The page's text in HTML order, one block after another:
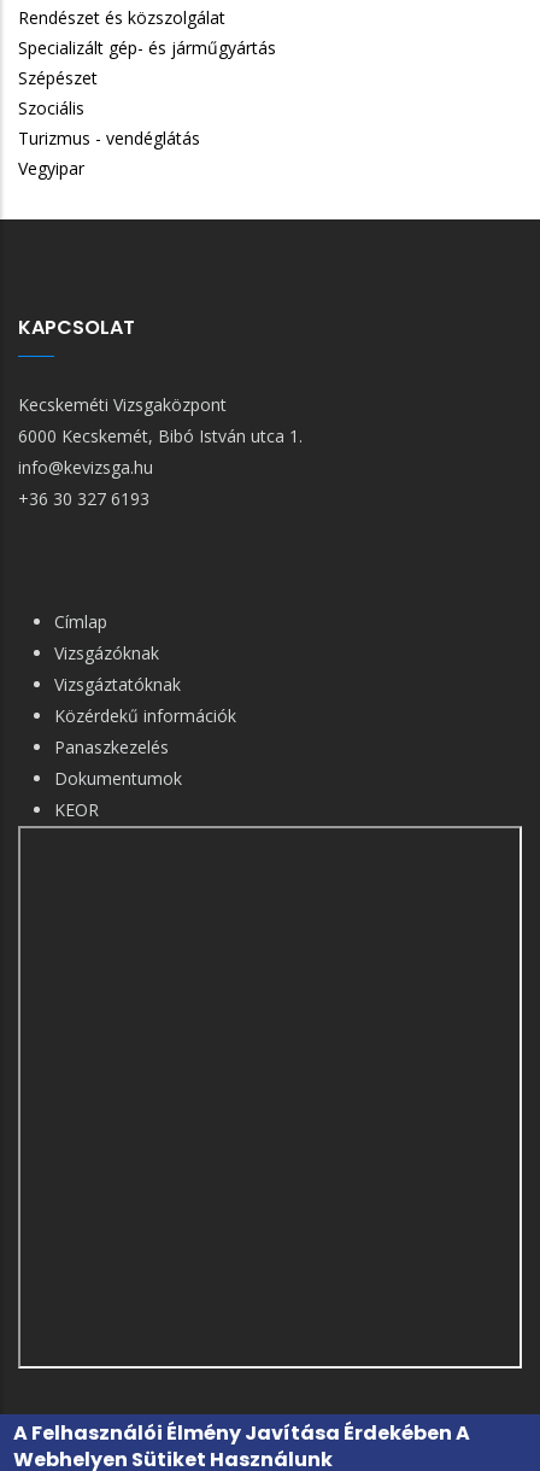
Rendészet és közszolgálat
Specializált gép- és járműgyártás
Szépészet
Szociális
Turizmus - vendéglátás
Vegyipar
KAPCSOLAT
Kecskeméti Vizsgaközpont
6000 Kecskemét, Bibó István utca 1.
info@kevizsga.hu
+36 30 327 6193
FŐ
NAVIGÁCIÓ
Címlap
Vizsgázóknak
Vizsgáztatóknak
Közérdekű információk
Panaszkezelés
Dokumentumok
KEOR
A Felhasználói Élmény Javítása Érdekében A
Webhelyen Sütiket Használunk